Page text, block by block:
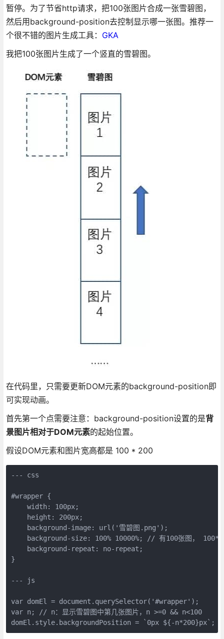
暂停。为了节省http请求，把100张图片合成一张雪碧图，
然后用background-position去控制显示哪一张图。推荐一
个很不错的图片生成工具： GKA
我把100张图片生成了一个竖直的雪碧图。
在代码里，只需要更新DOM元素的background-position即
可实现动画。
首先第一个点需要注意：background-position设置的是背
景图片相对于DOM元素的起始位置。
假设DOM元素和图片宽高都是 100 * 200
--- css
#wrapper {
    width: 100px;
    height: 200px;
    background-image: url('雪碧图.png');
background-size: 100% 10000%; // 有100张图，
    background-repeat: no-repeat;
}
--- js
var domEl = document.querySelector('#wrapper');
var n; // n：显示雪碧图中第几张图片，n >=0 && n<100
domEl.style.backgroundPosition = `0px ${-n*200}px`; //